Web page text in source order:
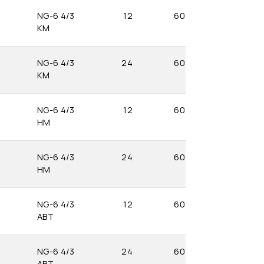
NG-6 4/3
KM
12 60
NG-6 4/3
KM
24 60
NG-6 4/3
HM
12 60
NG-6 4/3
HM
24 60
NG-6 4/3
ABT
12 60
NG-6 4/3
24 60